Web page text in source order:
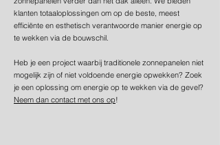
klanten totaaloplossingen om op de beste, meest
efficiënte en esthetisch verantwoorde manier energie op
te wekken via de bouwschil.
Heb je een project waarbij traditionele zonnepanelen niet
mogelijk zijn of niet voldoende energie opwekken? Zoek
je een oplossing om energie op te wekken via de gevel?
Neem dan contact met ons op!